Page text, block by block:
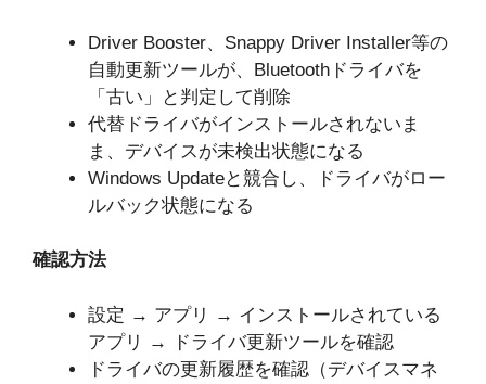
Driver Booster、Snappy Driver Installer等の
自動更新ツールが、Bluetoothドライバを
「古い」と判定して削除
代替ドライバがインストールされないま
ま、デバイスが未検出状態になる
Windows Updateと競合し、ドライバがロー
ルバック状態になる
確認方法
設定 → アプリ → インストールされている
アプリ → ドライバ更新ツールを確認
ドライバの更新履歴を確認（デバイスマネ